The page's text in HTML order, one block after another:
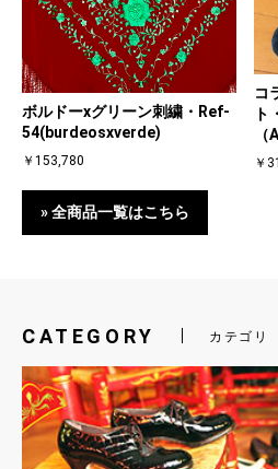
ボルドーxグリーン刺繍・Ref-
54(burdeosxverde)
￥153,780
コ
ト
￥
» 全商品一覧はこちら
CATEGORY カテゴリ